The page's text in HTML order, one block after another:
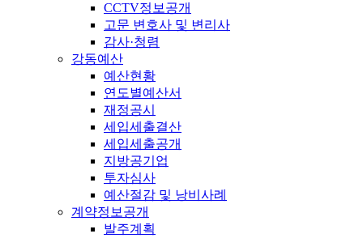
CCTV정보공개
고문 변호사 및 변리사
감사·청렴
강동예산
예산현황
연도별예산서
재정공시
세입세출결산
세입세출공개
지방공기업
투자심사
예산절감 및 낭비사례
계약정보공개
발주계획